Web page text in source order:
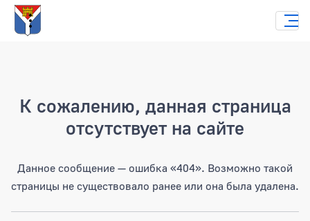
К сожалению, данная страница
отсутствует на сайте
Данное сообщение — ошибка «404». Возможно такой
страницы не существовало ранее или она была удалена.